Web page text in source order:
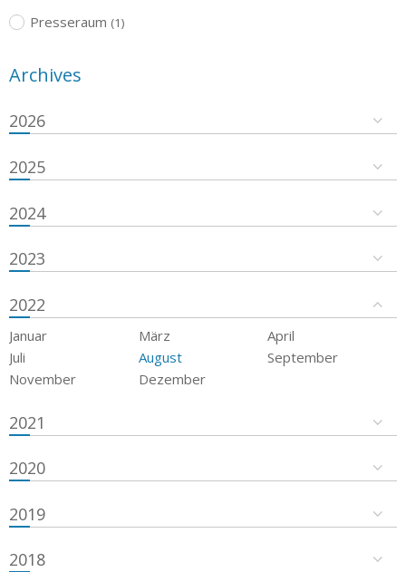
Presseraum (1)
Archives
2026
2025
2024
2023
2022
Januar März
April
Juli
August
September
November
Dezember
2021
2020
2019
2018